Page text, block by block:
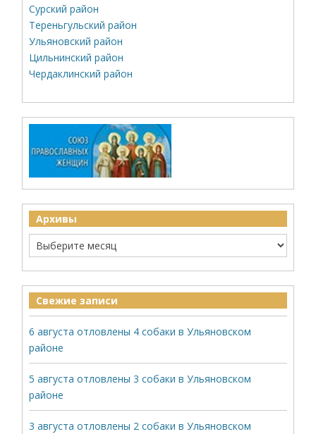
Сурский район
Тереньгульский район
Ульяновский район
Цильнинский район
Чердаклинский район
Архивы
Свежие записи
6 августа отловлены 4 собаки в Ульяновском
районе
5 августа отловлены 3 собаки в Ульяновском
районе
3 августа отловлены 2 собаки в Ульяновском